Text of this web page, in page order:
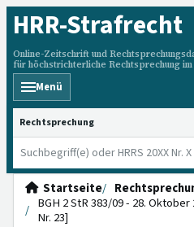
HRR-Strafrecht
Online-Zeitschrift und
für höchstrichterliche Rechtsprechung
Menü
HRRS durchsuchen
Startseite
BGH 2 StR 383/09 - 28. Oktober
Nr. 23]